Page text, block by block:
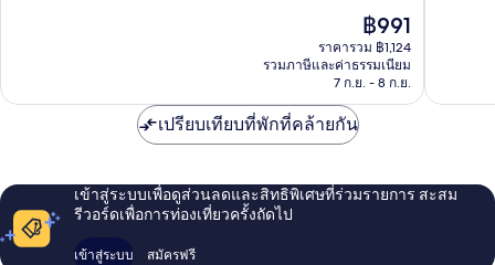
รีวิว
ราคา
ปัจจุบัน
คือ
฿991
฿991
ราคารวม ฿1,124
รวมภาษีและค่าธรรมเนียม
7 ก.ย. - 8 ก.ย.
เปรียบเทียบที่พักที่คล้ายกัน
เข้าสู่ระบบเพื่อดูส่วนลดและสิทธิพิเศษที่ร่วมรายการ สะสม
รีวอร์ดเพื่อการท่องเที่ยวครั้งถัดไป
เข้าสู่ระบบ สมัครฟรี